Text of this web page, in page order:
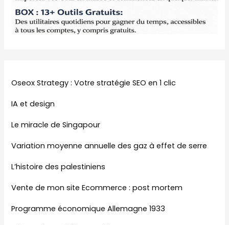
Oseox Strategy : Votre stratégie SEO en 1 clic
IA et design
Le miracle de Singapour
Variation moyenne annuelle des gaz à effet de serre
L’histoire des palestiniens
Vente de mon site Ecommerce : post mortem
Programme économique Allemagne 1933